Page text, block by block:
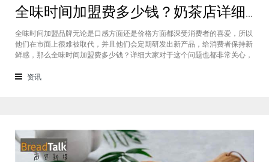
全味时间加盟费多少钱？奶茶店详细费用分析就在这！
全味时间加盟品牌无论是口感方面还是价格方面都深受消费者的喜爱，所以
他们在市面上很难被取代，并且他们会定期研发出新产品，给消费者保持新
鲜感，那么全味时间加盟费多少钱？详细大家对于这个问题也都非常关心，
店，在这里就不说名字了。虽然开头说得很好，公司也确实提供了设备和产
资讯